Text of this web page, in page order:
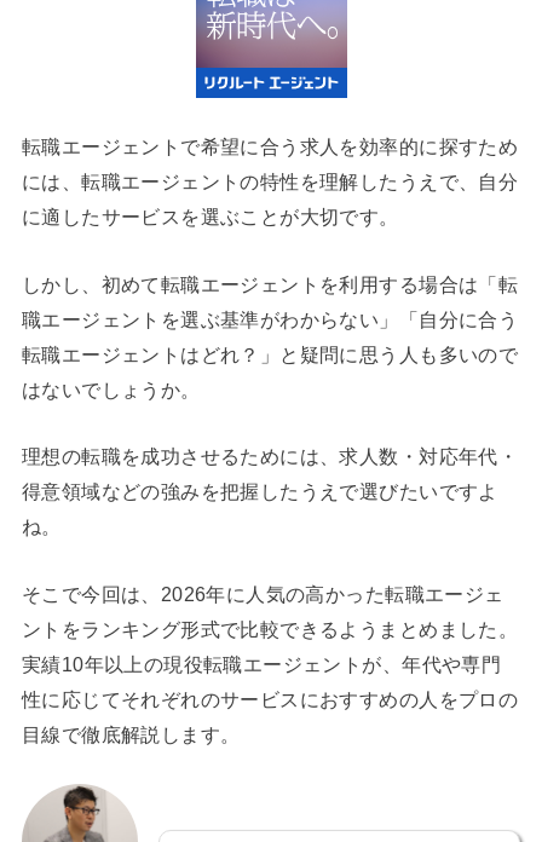
転職エージェントで希望に合う求人を効率的に探すため
には、転職エージェントの特性を理解したうえで、自分
に適したサービスを選ぶことが大切です。
しかし、初めて転職エージェントを利用する場合は「転
職エージェントを選ぶ基準がわからない」「自分に合う
転職エージェントはどれ？」と疑問に思う人も多いので
はないでしょうか。
理想の転職を成功させるためには、求人数・対応年代・
得意領域などの強みを把握したうえで選びたいですよ
ね。
そこで今回は、2026年に人気の高かった転職エージェ
ントをランキング形式で比較できるようまとめました。
実績10年以上の現役転職エージェントが、年代や専門
性に応じてそれぞれのサービスにおすすめの人をプロの
目線で徹底解説します。